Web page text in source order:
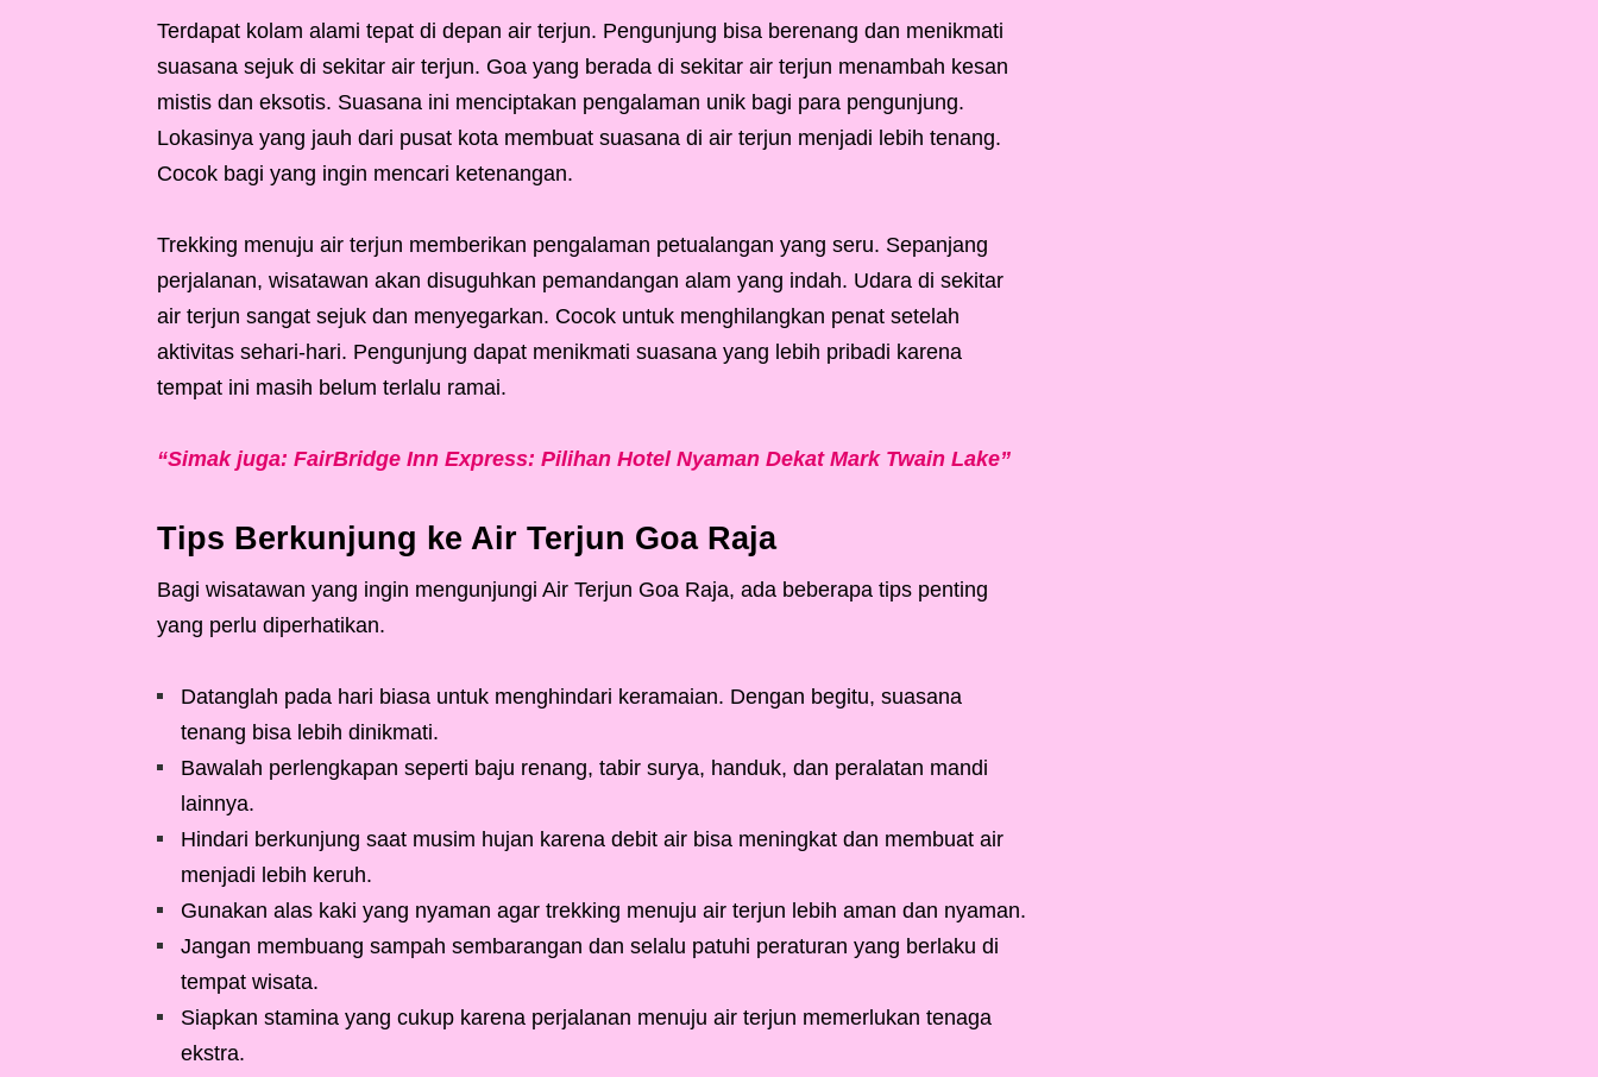
Terdapat kolam alami tepat di depan air terjun. Pengunjung bisa berenang dan menikmati
suasana sejuk di sekitar air terjun. Goa yang berada di sekitar air terjun menambah kesan
mistis dan eksotis. Suasana ini menciptakan pengalaman unik bagi para pengunjung.
Lokasinya yang jauh dari pusat kota membuat suasana di air terjun menjadi lebih tenang.
Cocok bagi yang ingin mencari ketenangan.
Trekking menuju air terjun memberikan pengalaman petualangan yang seru. Sepanjang
perjalanan, wisatawan akan disuguhkan pemandangan alam yang indah. Udara di sekitar
air terjun sangat sejuk dan menyegarkan. Cocok untuk menghilangkan penat setelah
aktivitas sehari-hari. Pengunjung dapat menikmati suasana yang lebih pribadi karena
tempat ini masih belum terlalu ramai.
“Simak juga: FairBridge Inn Express: Pilihan Hotel Nyaman Dekat Mark Twain Lake”
Tips Berkunjung ke Air Terjun Goa Raja
Bagi wisatawan yang ingin mengunjungi Air Terjun Goa Raja, ada beberapa tips penting
yang perlu diperhatikan.
Datanglah pada hari biasa untuk menghindari keramaian. Dengan begitu, suasana
tenang bisa lebih dinikmati.
Bawalah perlengkapan seperti baju renang, tabir surya, handuk, dan peralatan mandi
lainnya.
Hindari berkunjung saat musim hujan karena debit air bisa meningkat dan membuat air
menjadi lebih keruh.
Gunakan alas kaki yang nyaman agar trekking menuju air terjun lebih aman dan nyaman.
Jangan membuang sampah sembarangan dan selalu patuhi peraturan yang berlaku di
tempat wisata.
Siapkan stamina yang cukup karena perjalanan menuju air terjun memerlukan tenaga
ekstra.